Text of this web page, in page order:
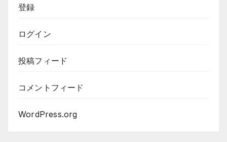
登録
ログイン
投稿フィード
コメントフィード
WordPress.org